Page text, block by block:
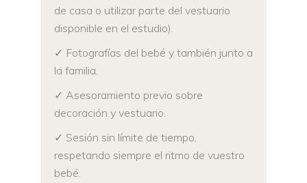
de casa o utilizar parte del vestuario
disponible en el estudio).
✓ Fotografías del bebé y también junto a
la familia.
✓ Asesoramiento previo sobre
decoración y vestuario.
✓ Sesión sin límite de tiempo,
respetando siempre el ritmo de vuestro
bebé.